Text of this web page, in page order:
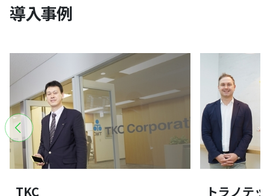
導入事例
TKC トラノテ